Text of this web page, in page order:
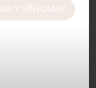
Y SÍNTOMAS